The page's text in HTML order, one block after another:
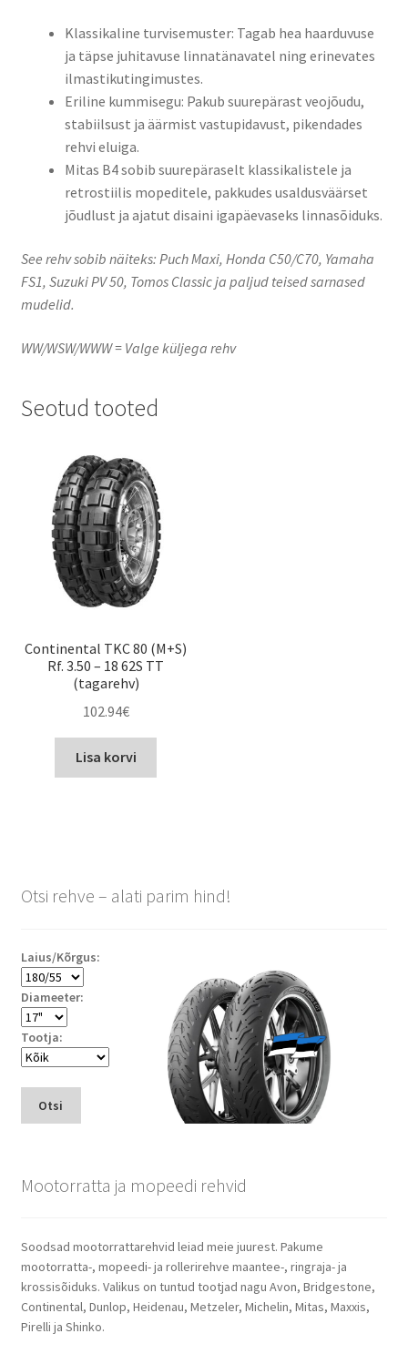
Klassikaline turvisemuster: Tagab hea haarduvuse
ja täpse juhitavuse linnatänavatel ning erinevates
ilmastikutingimustes.​
Eriline kummisegu: Pakub suurepärast veojõudu,
stabiilsust ja äärmist vastupidavust, pikendades
rehvi eluiga.​
Mitas B4 sobib suurepäraselt klassikalistele ja
retrostiilis mopeditele, pakkudes usaldusväärset
jõudlust ja ajatut disaini igapäevaseks linnasõiduks.​
See rehv sobib näiteks: Puch Maxi, Honda C50/C70, Yamaha
FS1, Suzuki PV 50, Tomos Classic ja paljud teised sarnased
mudelid.
WW/WSW/WWW = Valge küljega rehv
Seotud tooted
Continental TKC 80 (M+S)
Rf. 3.50 – 18 62S TT
(tagarehv)
102.94€
Lisa korvi
Otsi rehve – alati parim hind!
Laius/Kõrgus:
Diameeter:
Tootja:
Otsi
Mootorratta ja mopeedi rehvid
Soodsad mootorrattarehvid leiad meie juurest. Pakume
mootorratta-, mopeedi- ja rollerirehve maantee-, ringraja- ja
krossisõiduks. Valikus on tuntud tootjad nagu Avon, Bridgestone,
Continental, Dunlop, Heidenau, Metzeler, Michelin, Mitas, Maxxis,
Pirelli ja Shinko.